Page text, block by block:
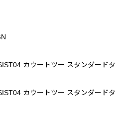
カウートツー スタンダードタ
カウートツー スタンダードタ